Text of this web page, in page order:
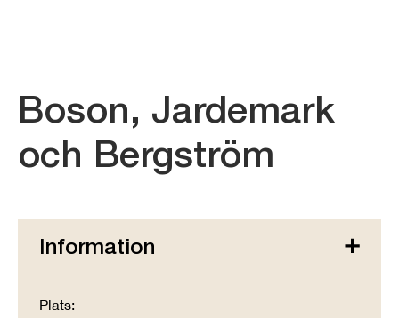
Boson, Jardemark
och Bergström
Information
Plats: